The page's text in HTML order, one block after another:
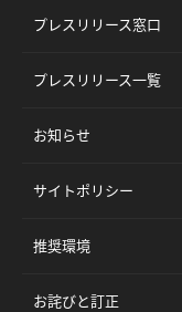
プレスリリース窓口
プレスリリース一覧
お知らせ
サイトポリシー
推奨環境
お詫びと訂正